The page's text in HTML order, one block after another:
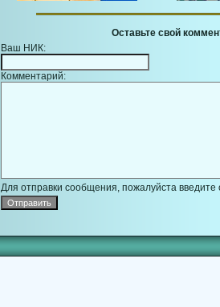
Оставьте свой
Ваш НИК:
Комментарий:
Для отправки сообщения, пожалуйста введите